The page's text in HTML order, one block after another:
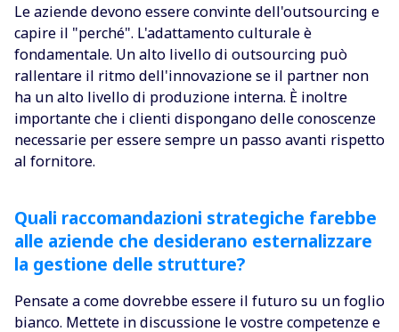
Le aziende devono essere convinte dell'outsourcing e
capire il "perché". L'adattamento culturale è
fondamentale. Un alto livello di outsourcing può
rallentare il ritmo dell'innovazione se il partner non
ha un alto livello di produzione interna. È inoltre
importante che i clienti dispongano delle conoscenze
necessarie per essere sempre un passo avanti rispetto
al fornitore.
Quali raccomandazioni strategiche farebbe
alle aziende che desiderano esternalizzare
la gestione delle strutture?
Pensate a come dovrebbe essere il futuro su un foglio
bianco. Mettete in discussione le vostre competenze e